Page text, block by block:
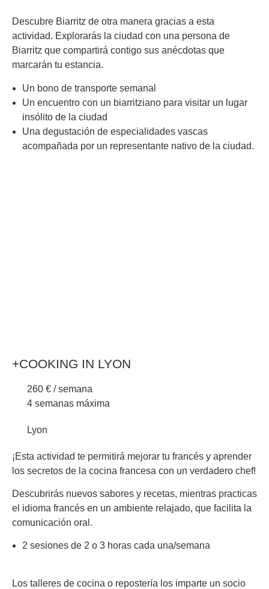
Descubre Biarritz de otra manera gracias a esta
actividad. Explorarás la ciudad con una persona de
Biarritz que compartirá contigo sus anécdotas que
marcarán tu estancia.
Un bono de transporte semanal
Un encuentro con un biarritziano para visitar un lugar
insólito de la ciudad
Una degustación de especialidades vascas
acompañada por un representante nativo de la ciudad.
+COOKING IN LYON
260 € / semana
4 semanas máxima
Lyon
¡Esta actividad te permitirá mejorar tu francés y aprender
los secretos de la cocina francesa con un verdadero chef!
Descubrirás nuevos sabores y recetas, mientras practicas
el idioma francés en un ambiente relajado, que facilita la
comunicación oral.
2 sesiones de 2 o 3 horas cada una/semana
Los talleres de cocina o repostería los imparte un socio